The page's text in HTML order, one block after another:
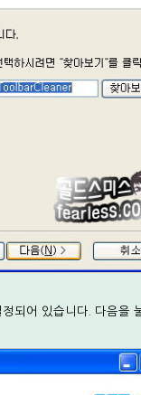
되어 있습니다. 다음을